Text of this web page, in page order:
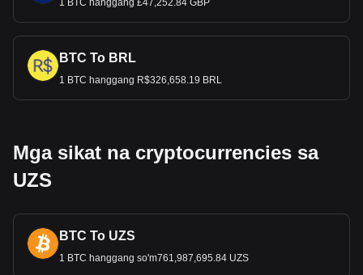
1 BTC hanggang £47,252.84 GBP
BTC To BRL
1 BTC hanggang R$326,658.19 BRL
Mga sikat na cryptocurrencies sa
UZS
BTC To UZS
1 BTC hanggang so'm761,987,695.84 UZS